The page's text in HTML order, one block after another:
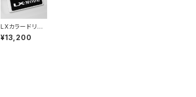
LXカラードリア
ライセンスフレー
ム (未塗装品)
¥13,200